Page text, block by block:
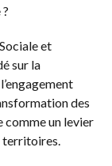
et
sur la
des
comme un levier